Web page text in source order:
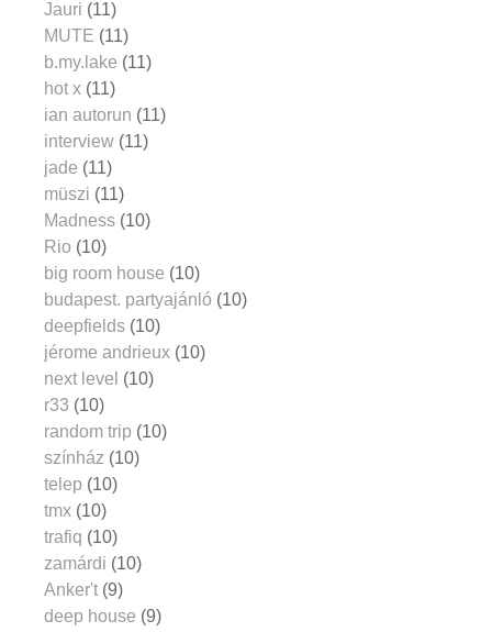
Jauri (11)
MUTE (11)
b.my.lake (11)
hot x (11)
ian autorun (11)
interview (11)
jade (11)
müszi (11)
Madness (10)
Rio (10)
big room house (10)
budapest. partyajánló (10)
deepfields (10)
jérome andrieux (10)
next level (10)
r33 (10)
random trip (10)
színház (10)
telep (10)
tmx (10)
trafiq (10)
zamárdi (10)
Anker't (9)
deep house (9)